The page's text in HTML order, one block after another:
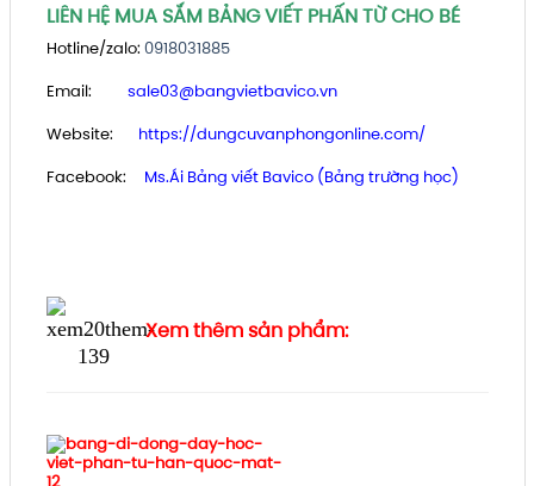
LIÊN HỆ MUA SẮM BẢNG VIẾT PHẤN TỪ CHO BÉ
Hotline/zalo: 0918031885
Email: sale03@bangvietbavico.vn
Website: https://dungcuvanphongonline.com/
Facebook: Ms.Ái Bảng viết Bavico (Bảng trường học)
Xem thêm sản phẩm: